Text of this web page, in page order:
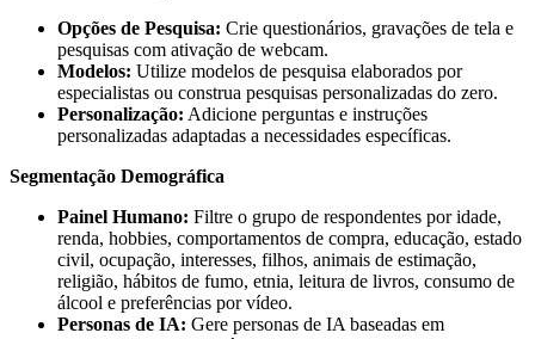
Opções de Pesquisa: Crie questionários, gravações de tela e
pesquisas com ativação de webcam.
Modelos: Utilize modelos de pesquisa elaborados por
especialistas ou construa pesquisas personalizadas do zero.
Personalização: Adicione perguntas e instruções
personalizadas adaptadas a necessidades específicas.
Segmentação Demográfica
Painel Humano: Filtre o grupo de respondentes por idade,
renda, hobbies, comportamentos de compra, educação, estado
civil, ocupação, interesses, filhos, animais de estimação,
religião, hábitos de fumo, etnia, leitura de livros, consumo de
álcool e preferências por vídeo.
Personas de IA: Gere personas de IA baseadas em